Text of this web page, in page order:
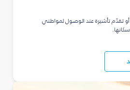
أو تقدّم تأشيرة عند الوصول لمواطني